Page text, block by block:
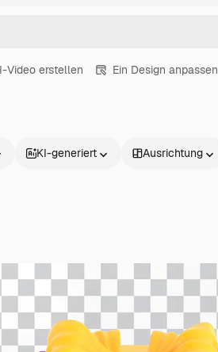
Video erstellen Ein Design anpassen
KI-generiert Ausrichtung
Produkte